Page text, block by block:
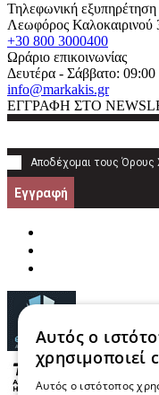
Τηλεφωνική εξυπηρέτηση
Λεωφόρος Καλοκαιρινού
+30 800 3000400
Ωράριο επικοινωνίας
Δευτέρα - Σάββατο:
info@markakis.gr
ΕΓΓΡΑΦΗ ΣΤΟ
Αποδέχομαι τους Όρους
Εγγραφή
Αυτός ο
χρησιμοποιεί
Αυτός ο ιστότοπος